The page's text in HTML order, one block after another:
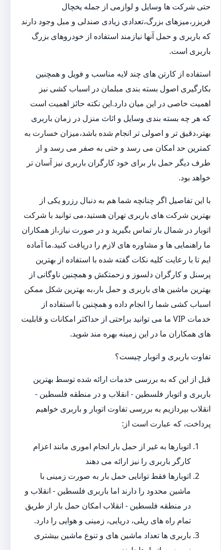
حتی شرکت ها وسایل و لوازمی از جمله یخچال
فریزر،میزهای بزرگ،تعدادی زیادی صندلی و مبل وجود دارند
که باربری و حمل آنها نیازمند استفاده از خودروهای بزرگ
باربری است.
استفاده از کارتن های چند لایه مناسب و فویل و همچنین
بکارگیری اصول بسته بندی مبلمان در اسباب کشی نیز
اهمیت خاصی در این میان دارد.این نکته حائز اهمیت است
که هر چه بسته بندی وسایل و اثاث منزل در زمان باربری
بهتر،دقیق تر و اصولی تر انجام شده باشد،میزان خسارت به
کمترین حد امکان می رسد و حتی به صفر می رسد و از
طرف دیگر حمل بار برای خود کارگران باربری نیز آسان تر
خواهد بود.
با این تفاصیل اگر چنانچه شما هم به دنبال رزرو یکی از
بهترین شرکت های باربری تهران هستید،می توانید با شرکت
اتوبار در شمال بار تماس بگیرید و در صورت نیاز،از همکاران
ما راهنمایی ها و مشاوره های لازم را دریافت کنید.ما آماده
ایم تا با رعایت کلیه نکات گفته شده با استفاده از بهترین
پرسنل و کارگران دلسوز و زحمتکش و همچنین ناوگانی از
بهترین ماشین های باربری و حمل بار،به بهترین شکل ممکن
اسباب کشی شما را انجام داده و همچنین با استفاده از
خدمات VIP ما می توانید براحتی از حداکثر امکانات و قابلیت
های همکاران ما در این زمینه بهره مند شوید.
تفاوت باربری و اتوبار چیست؟
قبل از این که به بررسی خدمات ارائه شده توسط بهترین
باربری و اتوبار فلسطین - انقلاب و در منطقه فلسطین -
انقلاب بپردازیم به بررسی تفاوت اتوبار و باربری خواهیم
پرداخت، که عبارت است از:
اتوبارها به غیر از حمل بار انجام اموری مانند اعزام
کارگر باربری را نیز ارائه می دهند
اتوبارها فقط توانایی حمل بار به صورت زمینی با
ماشین محدود را دارند اما باربری فلسطین - انقلاب و
در منطقه فلسطین - انقلاب امکان حمل بار از طریق
تمام راه های ریلی، دریایی، زمینی و هوایی را دارد.
باربری ها تعداد ماشین های و تنوع ماشین بیشتری